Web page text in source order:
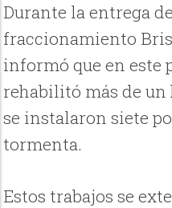
Durante la entrega
fraccionamiento
informó que en este
rehabilitó más de
se instalaron siete
tormenta.
Estos trabajos se